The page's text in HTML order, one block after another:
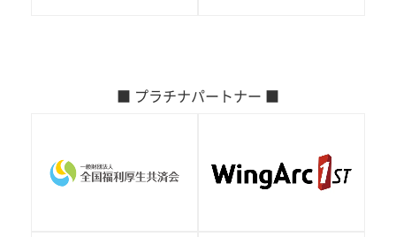
■ プラチナパートナー ■